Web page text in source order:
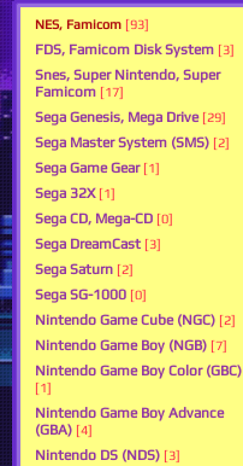
NES, Famicom [93]
FDS, Famicom Disk System [3]
Snes, Super Nintendo, Super
Famicom [17]
Sega Genesis, Mega Drive [29]
Sega Master System (SMS) [2]
Sega Game Gear [1]
Sega 32X [1]
Sega CD, Mega-CD [0]
Sega DreamCast [3]
Sega Saturn [2]
Sega SG-1000 [0]
Nintendo Game Cube (NGC) [2]
Nintendo Game Boy (NGB) [7]
Nintendo Game Boy Color (GBC)
[1]
Nintendo Game Boy Advance
(GBA) [4]
Nintendo DS (NDS) [3]